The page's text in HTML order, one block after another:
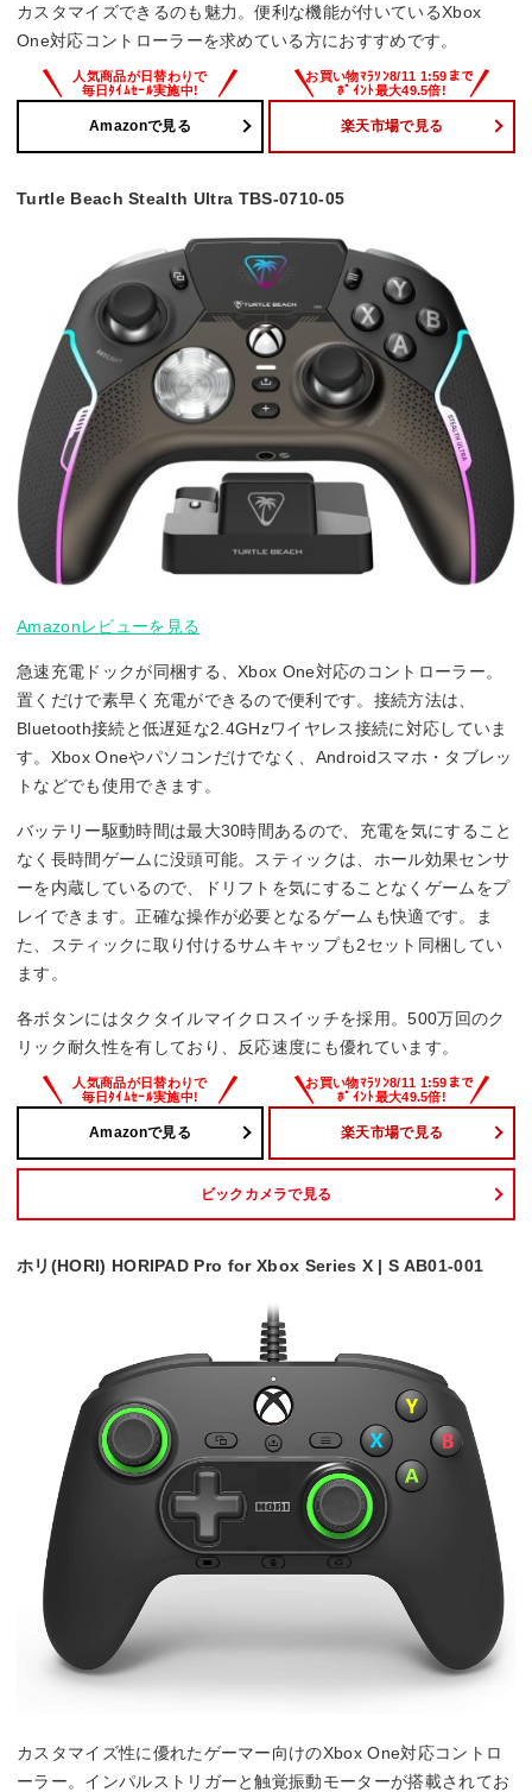
カスタマイズできるのも魅力。便利な機能が付いているXbox
One対応コントローラーを求めている方におすすめです。
Amazonで見る 楽天市場で見る
Turtle Beach Stealth Ultra TBS-0710-05
Amazonレビューを見る
急速充電ドックが同梱する、Xbox One対応のコントローラー。
置くだけで素早く充電ができるので便利です。接続方法は、
Bluetooth接続と低遅延な2.4GHzワイヤレス接続に対応していま
す。Xbox Oneやパソコンだけでなく、Androidスマホ・タブレッ
トなどでも使用できます。
バッテリー駆動時間は最大30時間あるので、充電を気にすること
なく長時間ゲームに没頭可能。スティックは、ホール効果センサ
ーを内蔵しているので、ドリフトを気にすることなくゲームをプ
レイできます。正確な操作が必要となるゲームも快適です。ま
た、スティックに取り付けるサムキャップも2セット同梱してい
ます。
各ボタンにはタクタイルマイクロスイッチを採用。500万回のク
リック耐久性を有しており、反応速度にも優れています。
Amazonで見る 楽天市場で見る
ビックカメラで見る
ホリ(HORI) HORIPAD Pro for Xbox Series X | S AB01-001
カスタマイズ性に優れたゲーマー向けのXbox One対応コントロ
ーラー。インパルストリガーと触覚振動モーターが搭載されてお